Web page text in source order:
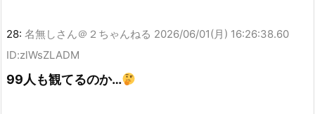
28: 名無しさん＠２ちゃんねる 2026/06/01(月) 16:26:38.60
ID:zlWsZLADM
99人も観てるのか…